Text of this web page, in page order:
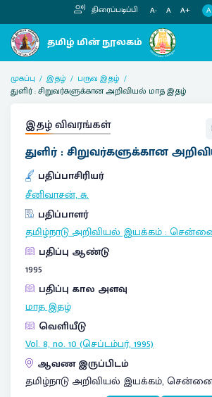
திரைப்படிப்பி A- A A+ A
முகப்பு இதழ்
பருவ இதழ்
துளிர் : சிறுவர்களுக்கான அறிவியல் மாத இதழ்
இதழ் விவரங்கள்
துளிர் : சிறுவர்களுக்கான
பதிப்பாசிரியர்
சீனிவாசன், சு.
பதிப்பாளர்
தமிழ்நாடு அறிவியல் இயக்கம்:
பதிப்பு ஆண்டு
1995
பதிப்பு கால அளவு
மாத இதழ்
வெளியீடு
Vol. 8, no. 10 (செப்டம்பர், 1995)
ஆவண இருப்பிடம்
தமிழ்நாடு அறிவியல் இயக்கம்,